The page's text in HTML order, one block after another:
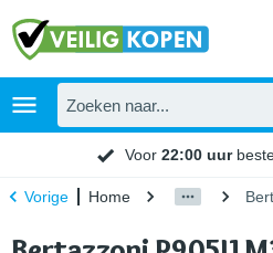
Voor 22:00 uur
Vorige Home